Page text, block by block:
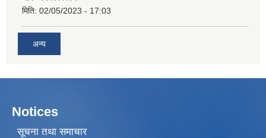
मिति: 02/05/2023 - 17:03
अन्य
Notices
सूचना तथा समाचार